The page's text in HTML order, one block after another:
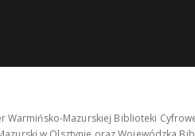
Warmińsko-Mazurskiej Biblioteki